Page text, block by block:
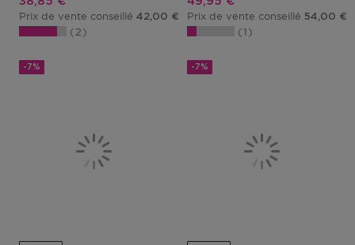
Prix de vente conseillé 42,00 €
2
Prix de vente conseillé 54,00 €
1
-7% -7%